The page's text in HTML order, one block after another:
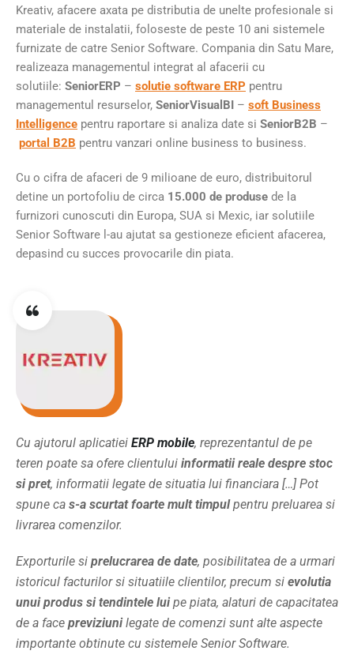
Kreativ, afacere axata pe distributia de unelte profesionale si
materiale de instalatii, foloseste de peste 10 ani sistemele
furnizate de catre Senior Software. Compania din Satu Mare,
realizeaza managementul integrat al afacerii cu
solutiile: SeniorERP – solutie software ERP pentru
managementul resurselor, SeniorVisualBI – soft Business
Intelligence pentru raportare si analiza date si SeniorB2B –
portal B2B pentru vanzari online business to business.
Cu o cifra de afaceri de 9 milioane de euro, distribuitorul
detine un portofoliu de circa 15.000 de produse de la
furnizori cunoscuti din Europa, SUA si Mexic, iar solutiile
Senior Software l-au ajutat sa gestioneze eficient afacerea,
depasind cu succes provocarile din piata.
Cu ajutorul aplicatiei ERP mobile, reprezentantul de pe
teren poate sa ofere clientului informatii reale despre stoc
si pret, informatii legate de situatia lui financiara […] Pot
spune ca s-a scurtat foarte mult timpulpentru preluarea si
livrarea comenzilor.
Exporturile si prelucrarea de date, posibilitatea de a urmari
istoricul facturilor si situatiile clientilor, precum si evolutia
unui produs si tendintele luipe piata, alaturi de capacitatea
de a face previziunilegate de comenzi sunt alte aspecte
importante obtinute cu sistemele Senior Software.